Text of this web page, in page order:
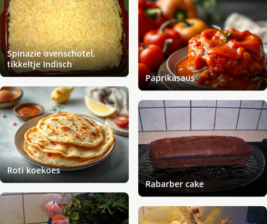
Spinazie ovenschotel,
tikkeltje Indisch
Paprikasaus
Roti koekoes
Rabarber cake